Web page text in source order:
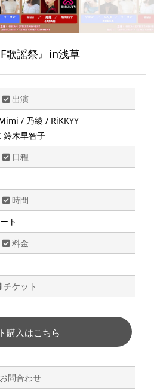
歌謡祭』in浅草
出演
/ 乃綾 / RiKKYY
鈴木早智子
日程
時間
ト
料金
チケット
購入はこちら
問合わせ